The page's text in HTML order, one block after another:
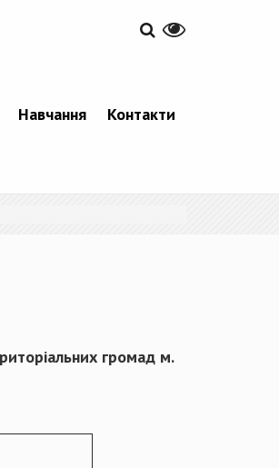
Навчання Контакти
громад м.